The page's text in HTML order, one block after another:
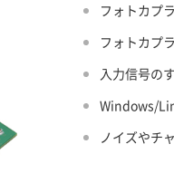
フォトカプ
フォトカプ
入力信号の
Windows/
ノイズやチ